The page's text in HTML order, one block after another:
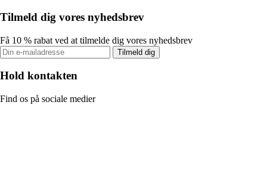
Tilmeld dig vores nyhedsbrev
Få 10 % rabat ved at tilmelde dig vores nyhedsbrev
Tilmeld dig
Hold kontakten
Find os på sociale medier